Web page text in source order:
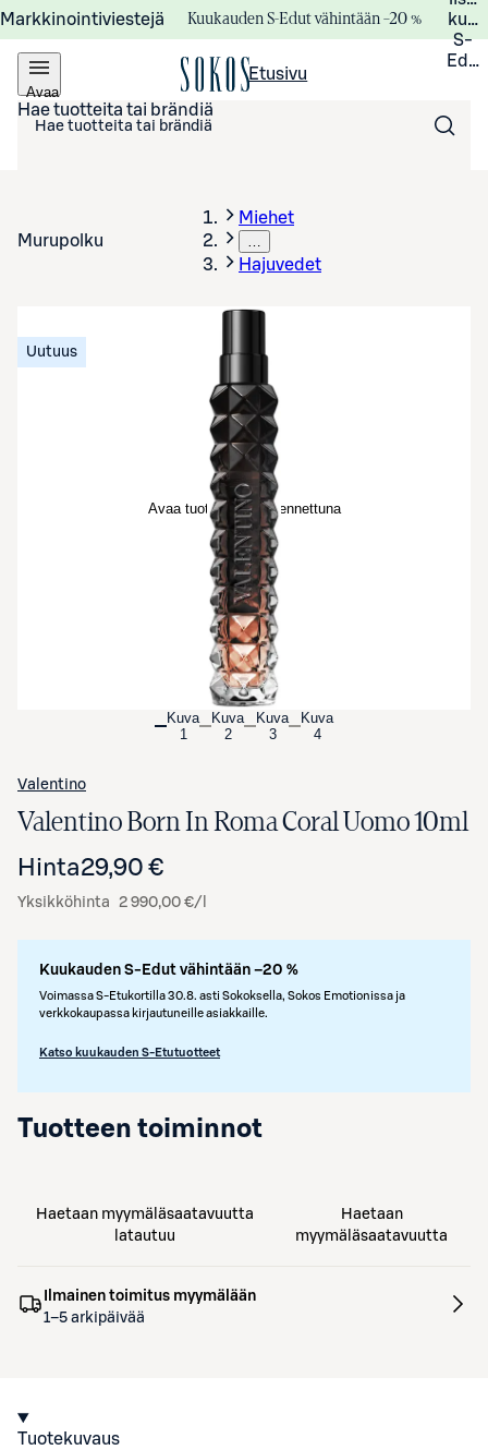
Markkinointiviestejä Kuukauden S-Edut vähintään –20 %
S-
Avaa
valikko
Etusivu
Hae tuotteita tai brändiä
Murupolku
Miehet
…
Hajuvedet
Avaa tuotekuva suurennettuna
Uutuus
Kuva
1
Kuva
2
Kuva
3
Kuva
4
Valentino
Valentino Born In Roma Coral Uomo 10ml
Hinta29,90 €
Yksikköhinta 2 990,00 €/l
Kuukauden S-Edut vähintään –20 %
Voimassa S-Etukortilla 30.8. asti Sokoksella, Sokos Emotionissa ja
verkkokaupassa kirjautuneille asiakkaille.
Katso kuukauden S-Etutuotteet
Tuotteen toiminnot
Haetaan myymäläsaatavuutta
latautuu
Haetaan
myymäläsaatavuutta
Ilmainen toimitus myymälään
1–5 arkipäivää
Tuotekuvaus